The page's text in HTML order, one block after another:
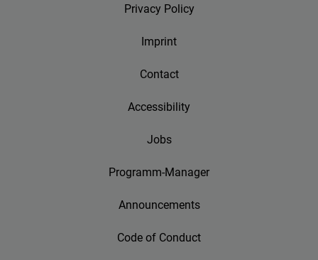
Privacy Policy
Imprint
Contact
Accessibility
Jobs
Programm-Manager
Announcements
Code of Conduct